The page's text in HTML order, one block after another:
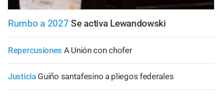
Rumbo a 2027 Se activa Lewandowski
Repercusiones A Unión con chofer
Justicia Guiño santafesino a pliegos federales